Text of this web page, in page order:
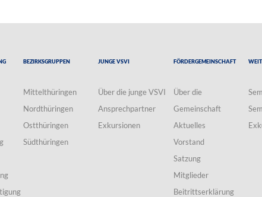
Bezirksgruppen
Mittelthüringen
Nordthüringen
Ostthüringen
Südthüringen
Junge VSVI
Über die junge VSVI
Ansprechpartner
Exkursionen
Fördergemeinschaft
Über die
Gemeinschaft
Aktuelles
Vorstand
Satzung
Mitglieder
Beitrittserklärung